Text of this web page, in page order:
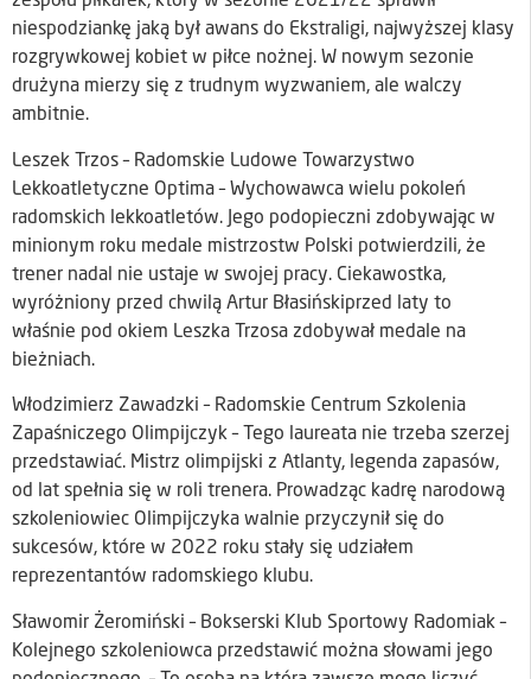
niespodziankę jaką był awans do Ekstraligi, najwyższej klasy
rozgrywkowej kobiet w piłce nożnej. W nowym sezonie
drużyna mierzy się z trudnym wyzwaniem, ale walczy
ambitnie.
Leszek Trzos – Radomskie Ludowe Towarzystwo
Lekkoatletyczne Optima – Wychowawca wielu pokoleń
radomskich lekkoatletów. Jego podopieczni zdobywając w
minionym roku medale mistrzostw Polski potwierdzili, że
trener nadal nie ustaje w swojej pracy. Ciekawostka,
wyróżniony przed chwilą Artur Błasińskiprzed laty to
właśnie pod okiem Leszka Trzosa zdobywał medale na
bieżniach.
Włodzimierz Zawadzki – Radomskie Centrum Szkolenia
Zapaśniczego Olimpijczyk – Tego laureata nie trzeba szerzej
przedstawiać. Mistrz olimpijski z Atlanty, legenda zapasów,
od lat spełnia się w roli trenera. Prowadząc kadrę narodową
szkoleniowiec Olimpijczyka walnie przyczynił się do
sukcesów, które w 2022 roku stały się udziałem
reprezentantów radomskiego klubu.
Sławomir Żeromiński – Bokserski Klub Sportowy Radomiak –
Kolejnego szkoleniowca przedstawić można słowami jego